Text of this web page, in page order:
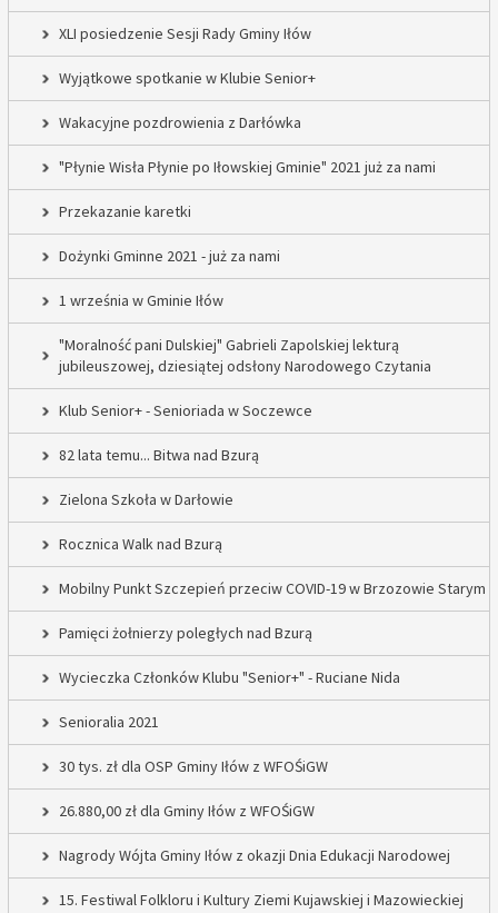
XLI posiedzenie Sesji Rady Gminy Iłów
Wyjątkowe spotkanie w Klubie Senior+
Wakacyjne pozdrowienia z Darłówka
"Płynie Wisła Płynie po Iłowskiej Gminie" 2021 już za nami
Przekazanie karetki
Dożynki Gminne 2021 - już za nami
1 września w Gminie Iłów
"Moralność pani Dulskiej" Gabrieli Zapolskiej lekturą
jubileuszowej, dziesiątej odsłony Narodowego Czytania
Klub Senior+ - Senioriada w Soczewce
82 lata temu... Bitwa nad Bzurą
Zielona Szkoła w Darłowie
Rocznica Walk nad Bzurą
Mobilny Punkt Szczepień przeciw COVID-19 w Brzozowie Starym
Pamięci żołnierzy poległych nad Bzurą
Wycieczka Członków Klubu "Senior+" - Ruciane Nida
Senioralia 2021
30 tys. zł dla OSP Gminy Iłów z WFOŚiGW
26.880,00 zł dla Gminy Iłów z WFOŚiGW
Nagrody Wójta Gminy Iłów z okazji Dnia Edukacji Narodowej
15. Festiwal Folkloru i Kultury Ziemi Kujawskiej i Mazowieckiej